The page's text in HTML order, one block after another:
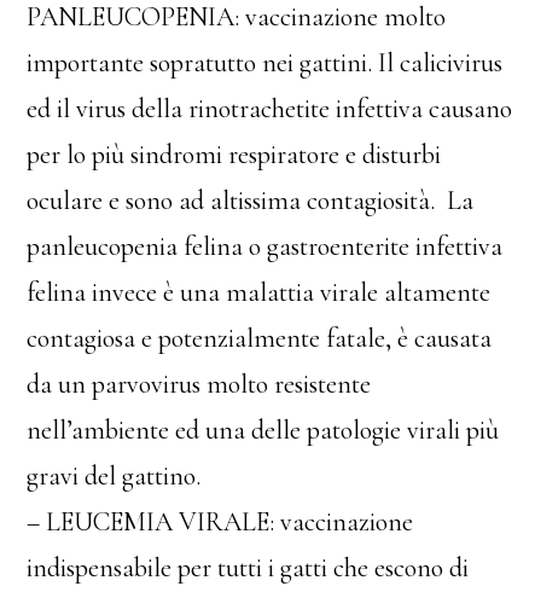
PANLEUCOPENIA: vaccinazione molto
importante sopratutto nei gattini. Il calicivirus
ed il virus della rinotrachetite infettiva causano
per lo più sindromi respiratore e disturbi
oculare e sono ad altissima contagiosità. La
panleucopenia felina o gastroenterite infettiva
felina invece è una malattia virale altamente
contagiosa e potenzialmente fatale, è causata
da un parvovirus molto resistente
nell’ambiente ed una delle patologie virali più
gravi del gattino.
– LEUCEMIA VIRALE: vaccinazione
indispensabile per tutti i gatti che escono di